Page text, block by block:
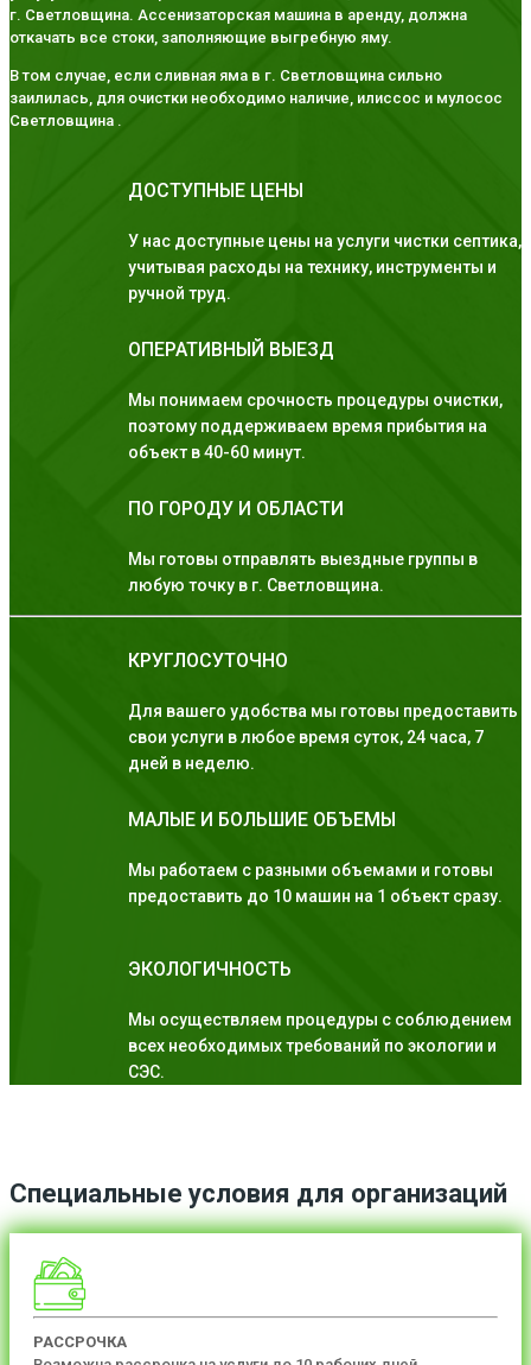
г. Светловщина. Ассенизаторская машина в аренду, должна
откачать все стоки, заполняющие выгребную яму.
В том случае, если сливная яма в г. Светловщина сильно
заилилась, для очистки необходимо наличие, илиссос и мулосос
Светловщина .
ДОСТУПНЫЕ ЦЕНЫ
У нас доступные цены на услуги чистки септика,
учитывая расходы на технику, инструменты и
ручной труд.
ОПЕРАТИВНЫЙ ВЫЕЗД
Мы понимаем срочность процедуры очистки,
поэтому поддерживаем время прибытия на
объект в 40-60 минут.
ПО ГОРОДУ И ОБЛАСТИ
Мы готовы отправлять выездные группы в
любую точку в г. Светловщина.
КРУГЛОСУТОЧНО
Для вашего удобства мы готовы предоставить
свои услуги в любое время суток, 24 часа, 7
дней в неделю.
МАЛЫЕ И БОЛЬШИЕ ОБЪЕМЫ
Мы работаем с разными объемами и готовы
предоставить до 10 машин на 1 объект сразу.
ЭКОЛОГИЧНОСТЬ
Мы осуществляем процедуры с соблюдением
всех необходимых требований по экологии и
СЭС.
Специальные условия для организаций
РАССРОЧКА